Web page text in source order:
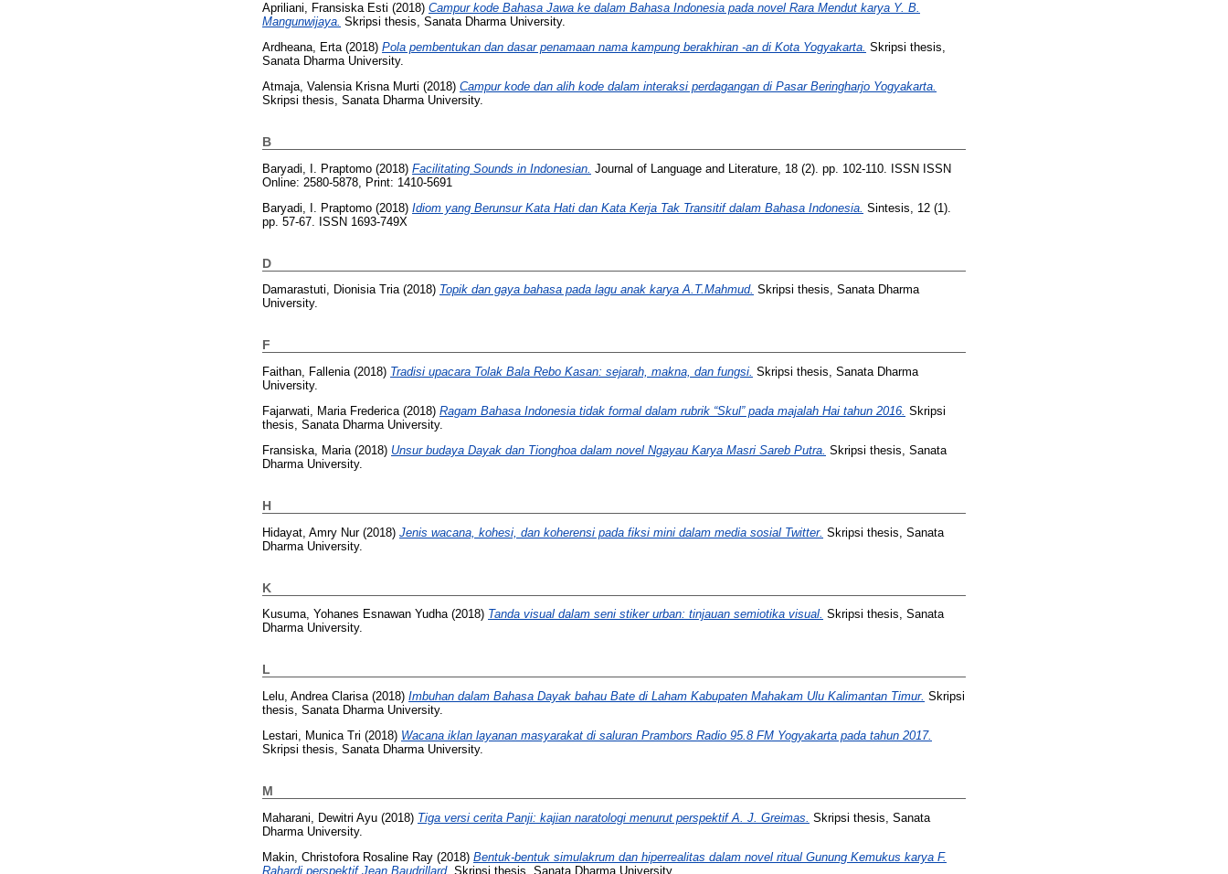
Apriliani, Fransiska Esti (2018) Campur kode Bahasa Jawa ke dalam Bahasa Indonesia pada novel Rara Mendut karya Y. B.
Mangunwijaya. Skripsi thesis, Sanata Dharma University.
Ardheana, Erta(2018) Pola pembentukan dan dasar penamaan nama kampung berakhiran -an di Kota Yogyakarta. Skripsi thesis,
Sanata Dharma University.
Atmaja, Valensia Krisna Murti (2018) Campur kode dan alih kode dalam interaksi perdagangan di Pasar Beringharjo Yogyakarta.
Skripsi thesis, Sanata Dharma University.
B
Baryadi, I. Praptomo (2018) Facilitating Sounds in Indonesian. Journal of Language and Literature, 18 (2). pp. 102-110. ISSN ISSN
Online: 2580-5878, Print: 1410-5691
Baryadi, I. Praptomo (2018) Idiom yang Berunsur Kata Hati dan Kata Kerja Tak Transitif dalam Bahasa Indonesia. Sintesis, 12 (1).
pp. 57-67. ISSN 1693-749X
D
Damarastuti, Dionisia Tria(2018) Topik dan gaya bahasa pada lagu anak karya A.T.Mahmud. Skripsi thesis, Sanata Dharma
University.
F
Faithan, Fallenia(2018) Tradisi upacara Tolak Bala Rebo Kasan: sejarah, makna, dan fungsi. Skripsi thesis, Sanata Dharma
University.
Fajarwati, Maria Frederica (2018) Ragam Bahasa Indonesia tidak formal dalam rubrik “Skul” pada majalah Hai tahun 2016. Skripsi
thesis, Sanata Dharma University.
Fransiska, Maria (2018) Unsur budaya Dayak dan Tionghoa dalam novel Ngayau Karya Masri Sareb Putra. Skripsi thesis, Sanata
Dharma University.
H
Hidayat, Amry Nur(2018) Jenis wacana, kohesi, dan koherensi pada fiksi mini dalam media sosial Twitter. Skripsi thesis, Sanata
Dharma University.
K
Kusuma, Yohanes Esnawan Yudha(2018) Tanda visual dalam seni stiker urban: tinjauan semiotika visual. Skripsi thesis, Sanata
Dharma University.
L
Lelu, Andrea Clarisa(2018) Imbuhan dalam Bahasa Dayak bahau Bate di Laham Kabupaten Mahakam Ulu Kalimantan Timur. Skripsi
thesis, Sanata Dharma University.
Lestari, Munica Tri (2018) Wacana iklan layanan masyarakat di saluran Prambors Radio 95.8 FM Yogyakarta pada tahun 2017.
Skripsi thesis, Sanata Dharma University.
M
Maharani, Dewitri Ayu (2018) Tiga versi cerita Panji: kajian naratologi menurut perspektif A. J. Greimas. Skripsi thesis, Sanata
Dharma University.
Makin, Christofora Rosaline Ray (2018) Bentuk-bentuk simulakrum dan hiperrealitas dalam novel ritual Gunung Kemukus karya F.
Rahardi perspektif Jean Baudrillard. Skripsi thesis, Sanata Dharma University.